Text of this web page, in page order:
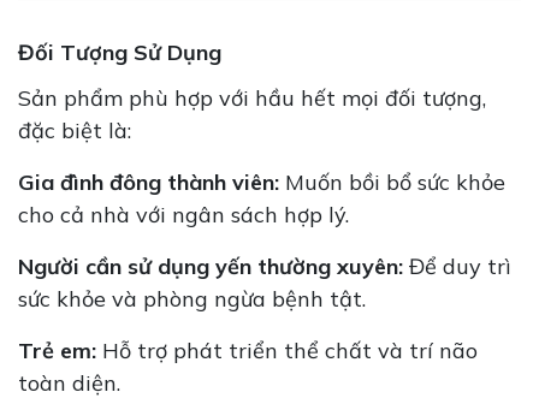
Đối Tượng Sử Dụng
Sản phẩm phù hợp với hầu hết mọi đối tượng,
đặc biệt là:
Gia đình đông thành viên: Muốn bồi bổ sức khỏe
cho cả nhà với ngân sách hợp lý.
Người cần sử dụng yến thường xuyên: Để duy trì
sức khỏe và phòng ngừa bệnh tật.
Trẻ em: Hỗ trợ phát triển thể chất và trí não
toàn diện.